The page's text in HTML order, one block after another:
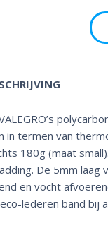
termen van
180g (maat
De 5mm
en vocht
lederen band bij